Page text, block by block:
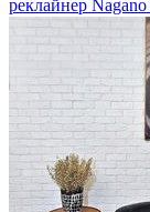
реклайнер Nagano